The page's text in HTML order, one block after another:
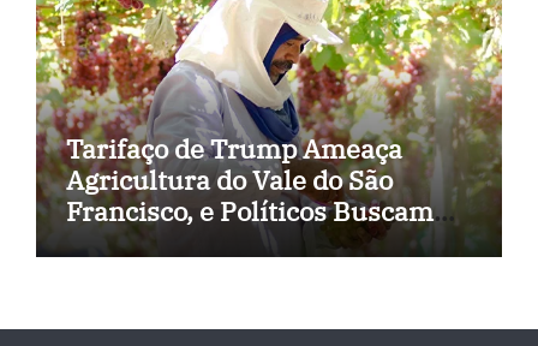
Tarifaço de Trump Ameaça
Agricultura do Vale do São
Francisco, e Políticos Buscam
Soluções